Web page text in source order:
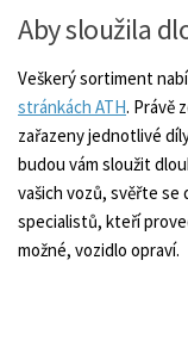
Aby sloužila
Veškerý sortiment
stránkách ATH. Právě
zařazeny jednotlivé
budou vám sloužit
vašich vozů, svěřte se
specialistů, kteří
možné, vozidlo opraví.